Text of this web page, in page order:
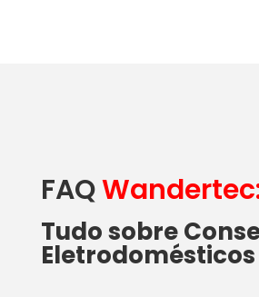
FAQ
Tudo sobre